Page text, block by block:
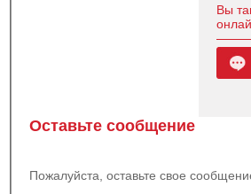
Вы
Оставьте сообщение
Пожалуйста, оставьте свое